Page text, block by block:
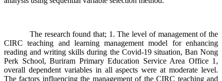
The research found that; 1. The level of management of the
CIRC teaching and learning management model for enhancing
reading and writing skills during the Covid-19 situation, Ban Nong
Perk School, Buriram Primary Education Service Area Office 1,
overall dependent variables in all aspects were at moderate level.
The factors influencing the management of the CIRC teaching and